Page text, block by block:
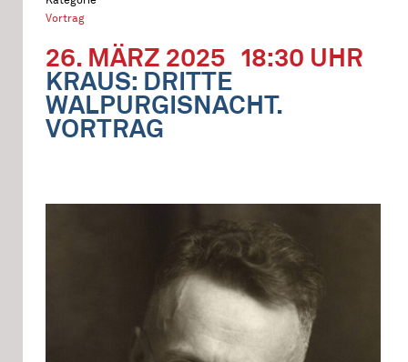
Vortrag
26. MÄRZ 2025 18:30 UHR
KRAUS: DRITTE
WALPURGISNACHT.
VORTRAG